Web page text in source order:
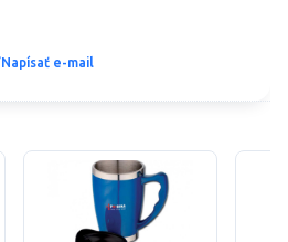
Napísať e-mail